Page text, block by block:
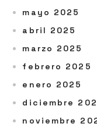
mayo 2025
abril 2025
marzo 2025
febrero 2025
enero 2025
diciembre
noviembre